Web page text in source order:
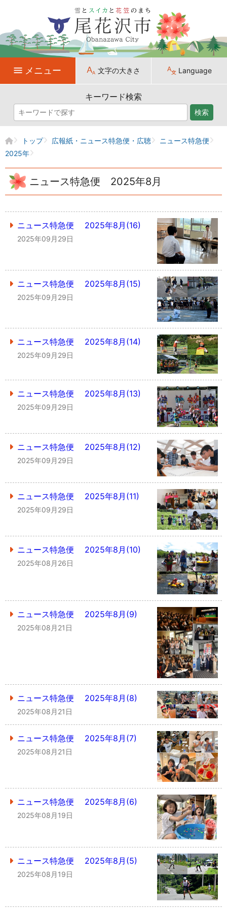
メニュー 文字の大きさ Language
キーワード検索
検索
トップ 広報紙・ニュース特急便・広聴
ニュース特急便
2025年
ニュース特急便 2025年8月
ニュース特急便 2025年8月(16)
2025年09月29日
ニュース特急便 2025年8月(15)
2025年09月29日
ニュース特急便 2025年8月(14)
2025年09月29日
ニュース特急便 2025年8月(13)
2025年09月29日
ニュース特急便 2025年8月(12)
2025年09月29日
ニュース特急便 2025年8月(11)
2025年09月29日
ニュース特急便 2025年8月(10)
2025年08月26日
ニュース特急便 2025年8月(9)
2025年08月21日
ニュース特急便 2025年8月(8)
2025年08月21日
ニュース特急便 2025年8月(7)
2025年08月21日
ニュース特急便 2025年8月(6)
2025年08月19日
ニュース特急便 2025年8月(5)
2025年08月19日